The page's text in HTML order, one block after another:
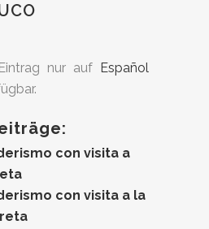
nur auf
Español
con visita a
con visita a la